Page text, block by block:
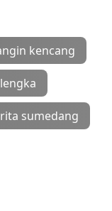
kencang
sumedang